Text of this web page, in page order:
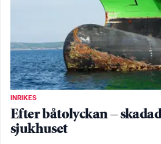
INRIKES
Efter båtolyckan –
sjukhuset